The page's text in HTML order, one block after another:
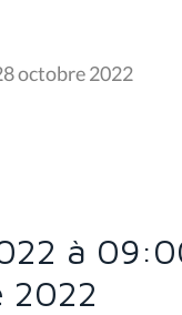
octobre 2022
à
2022